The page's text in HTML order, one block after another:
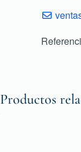
Productos